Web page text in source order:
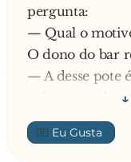
pergunta:
— Qual o
O dono do bar
— A desse pote
coisas, você
não conseguir,
dele.
👍🏼